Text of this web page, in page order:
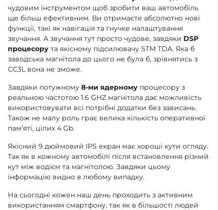
чудовим інструментом щоб зробити ваш автомобіль
ще більш ефективним. Ви отримаєте абсолютно нові
функції, такі як навігація та гнучке налаштування
звучання. А звучання тут просто чудове, завдяки DSP
процесору та якісному підсилювачу STM TDA. Яка б
заводська магнітола до цього не була б, зрівнятись з
CC3L вона не зможе.
Завдяки потужному 8-ми ядерному процесору з
реальною частотою 1.6 GHZ магнітола дає можливість
використовувати всі потрібні додатки без зависань.
Також не малу роль грає велика кількість оперативної
памʼяті, цілих 4 Gb.
Якісний 9 дюймовий IPS екран має хороші кути огляду.
Так як в кожному автомобілі після встановлення різний
кут між водієм та магнітолою. Завдяки цьому
інформацію видно в любому випадку.
На сьогодні кожен наш день проходить з активним
використанням смартфону, так як в більшості людей